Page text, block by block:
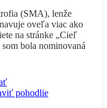
(SMA), lenže
oveľa viac ako
na stránke „Cieľ
bola nominovaná
pohodlie